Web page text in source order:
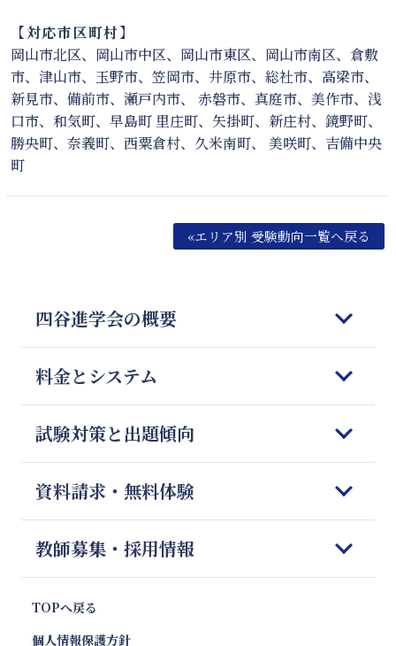
【対応市区町村】
岡山市北区、岡山市中区、岡山市東区、岡山市南区、倉敷
市、津山市、玉野市、笠岡市、井原市、総社市、高梁市、
新見市、備前市、瀬戸内市、 赤磐市、真庭市、美作市、浅
口市、和気町、早島町 里庄町、矢掛町、新庄村、鏡野町、
勝央町、奈義町、西粟倉村、久米南町、 美咲町、吉備中央
町
«エリア別 受験動向一覧へ戻る
四谷進学会の概要
四谷進学会の理念
教師の質とマッチング
Q＆A
お便り紹介
プロ家庭教師のご紹介
料金とシステム
オンライン授業
授業開始までの流れ
報道・News
親向け講座 やる気エンジン
試験対策と出題傾向
模試対策
注目校インタビュー
教材情報
エリア別受験動向
資料請求・無料体験
お問合せ
教師募集・採用情報
プロ家庭教師 応募フォーム
TOPへ戻る
個人情報保護方針